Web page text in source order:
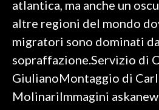
atlantica, ma anche un
altre regioni del mondo
migratori sono dominati
sopraffazione.Servizio di
GiulianoMontaggio di
MolinariImmagini